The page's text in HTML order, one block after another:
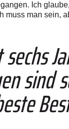
Ich
muss man sein,
sind